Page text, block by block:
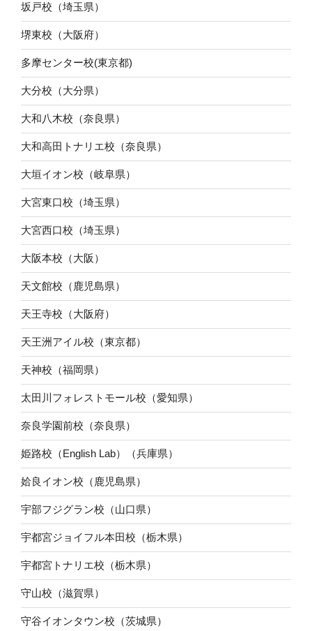
坂戸校（埼玉県）
堺東校（大阪府）
多摩センター校(東京都)
大分校（大分県）
大和八木校（奈良県）
大和高田トナリエ校（奈良県）
大垣イオン校（岐阜県）
大宮東口校（埼玉県）
大宮西口校（埼玉県）
大阪本校（大阪）
天文館校（鹿児島県）
天王寺校（大阪府）
天王洲アイル校（東京都）
天神校（福岡県）
太田川フォレストモール校（愛知県）
奈良学園前校（奈良県）
姫路校（English Lab）（兵庫県）
姶良イオン校（鹿児島県）
宇部フジグラン校（山口県）
宇都宮ジョイフル本田校（栃木県）
宇都宮トナリエ校（栃木県）
守山校（滋賀県）
守谷イオンタウン校（茨城県）